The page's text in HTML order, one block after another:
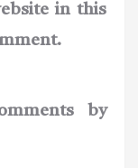
in this
by